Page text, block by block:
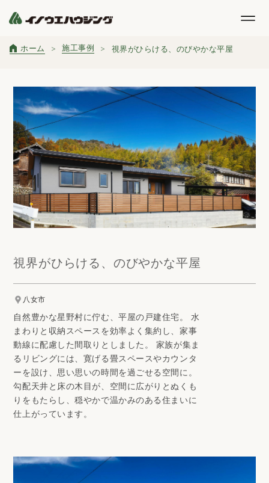
ホーム 施工事例 視界がひらける、のびやかな平屋
視界がひらける、のびやかな平屋
八女市
自然豊かな星野村に佇む、平屋の戸建住宅。 水
まわりと収納スペースを効率よく集約し、家事
動線に配慮した間取りとしました。 家族が集ま
るリビングには、寛げる畳スペースやカウンタ
ーを設け、思い思いの時間を過ごせる空間に。
勾配天井と床の木目が、空間に広がりとぬくも
りをもたらし、穏やかで温かみのある住まいに
仕上がっています。